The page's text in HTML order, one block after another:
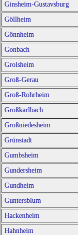
Ginsheim-Gustavsburg
Göllheim
Gönnheim
Gonbach
Grolsheim
Groß-Gerau
Groß-Rohrheim
Großkarlbach
Großniedesheim
Grünstadt
Gumbsheim
Gundersheim
Gundheim
Guntersblum
Hackenheim
Hahnheim